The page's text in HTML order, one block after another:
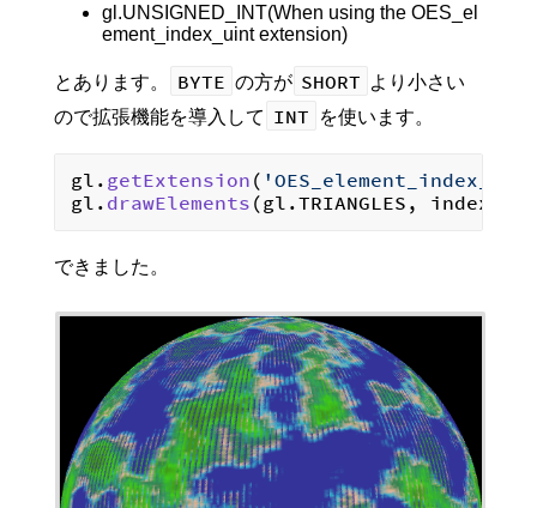
gl.UNSIGNED_INT(When using the OES_el
ement_index_uint extension)
とあります。 BYTE の方が SHORT より小さい
ので拡張機能を導入して INT を使います。
gl. getExtension (
gl. drawElements (gl.TRIANGLES , index.
できました。